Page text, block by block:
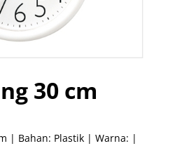
30 cm
| Bahan: Plastik | Warna: |